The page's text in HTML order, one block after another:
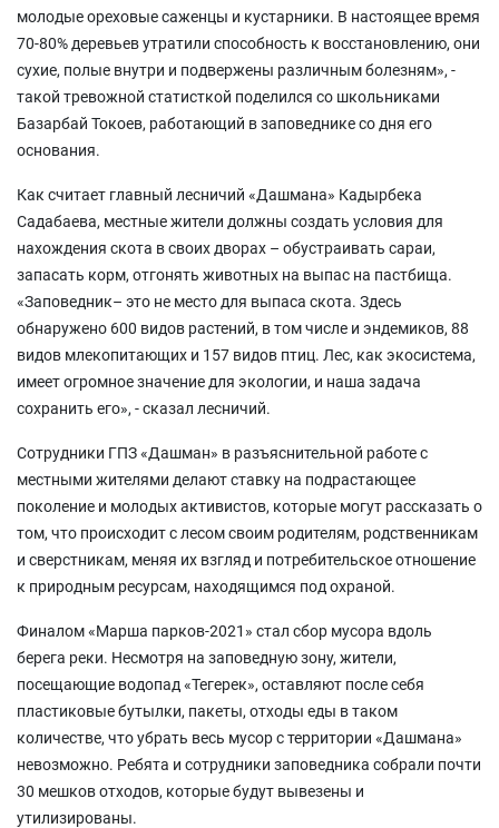
молодые ореховые саженцы и кустарники. В настоящее время
70-80% деревьев утратили способность к восстановлению, они
сухие, полые внутри и подвержены различным болезням», -
такой тревожной статисткой поделился со школьниками
Базарбай Токоев, работающий в заповеднике со дня его
основания.
Как считает главный лесничий «Дашмана» Кадырбека
Садабаева, местные жители должны создать условия для
нахождения скота в своих дворах – обустраивать сараи,
запасать корм, отгонять животных на выпас на пастбища.
«Заповедник– это не место для выпаса скота. Здесь
обнаружено 600 видов растений, в том числе и эндемиков, 88
видов млекопитающих и 157 видов птиц. Лес, как экосистема,
имеет огромное значение для экологии, и наша задача
сохранить его», - сказал лесничий.
Сотрудники ГПЗ «Дашман» в разъяснительной работе с
местными жителями делают ставку на подрастающее
поколение и молодых активистов, которые могут рассказать о
том, что происходит с лесом своим родителям, родственникам
и сверстникам, меняя их взгляд и потребительское отношение
к природным ресурсам, находящимся под охраной.
Финалом «Марша парков-2021» стал сбор мусора вдоль
берега реки. Несмотря на заповедную зону, жители,
посещающие водопад «Тегерек», оставляют после себя
пластиковые бутылки, пакеты, отходы еды в таком
количестве, что убрать весь мусор с территории «Дашмана»
невозможно. Ребята и сотрудники заповедника собрали почти
30 мешков отходов, которые будут вывезены и
утилизированы.